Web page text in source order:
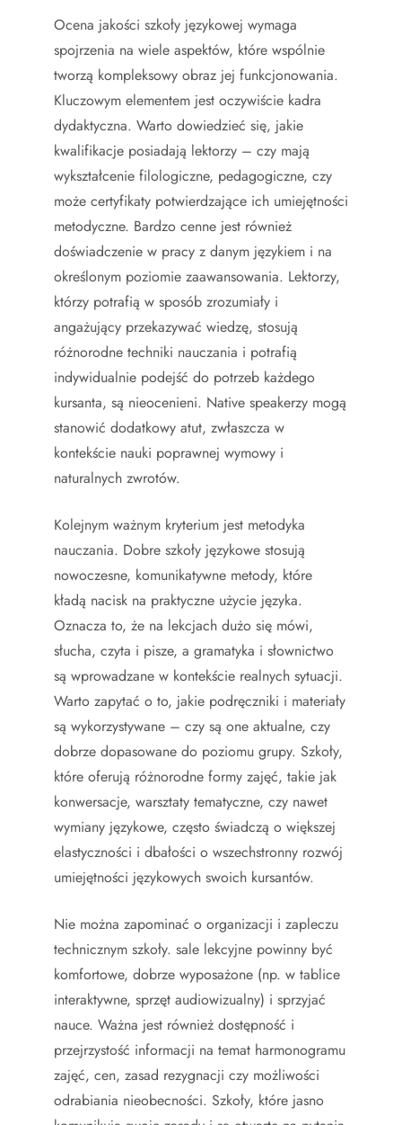
Ocena jakości szkoły językowej wymaga
spojrzenia na wiele aspektów, które wspólnie
tworzą kompleksowy obraz jej funkcjonowania.
Kluczowym elementem jest oczywiście kadra
dydaktyczna. Warto dowiedzieć się, jakie
kwalifikacje posiadają lektorzy – czy mają
wykształcenie filologiczne, pedagogiczne, czy
może certyfikaty potwierdzające ich umiejętności
metodyczne. Bardzo cenne jest również
doświadczenie w pracy z danym językiem i na
określonym poziomie zaawansowania. Lektorzy,
którzy potrafią w sposób zrozumiały i
angażujący przekazywać wiedzę, stosują
różnorodne techniki nauczania i potrafią
indywidualnie podejść do potrzeb każdego
kursanta, są nieocenieni. Native speakerzy mogą
stanowić dodatkowy atut, zwłaszcza w
kontekście nauki poprawnej wymowy i
naturalnych zwrotów.
Kolejnym ważnym kryterium jest metodyka
nauczania. Dobre szkoły językowe stosują
nowoczesne, komunikatywne metody, które
kładą nacisk na praktyczne użycie języka.
Oznacza to, że na lekcjach dużo się mówi,
słucha, czyta i pisze, a gramatyka i słownictwo
są wprowadzane w kontekście realnych sytuacji.
Warto zapytać o to, jakie podręczniki i materiały
są wykorzystywane – czy są one aktualne, czy
dobrze dopasowane do poziomu grupy. Szkoły,
które oferują różnorodne formy zajęć, takie jak
konwersacje, warsztaty tematyczne, czy nawet
wymiany językowe, często świadczą o większej
elastyczności i dbałości o wszechstronny rozwój
umiejętności językowych swoich kursantów.
Nie można zapominać o organizacji i zapleczu
technicznym szkoły. sale lekcyjne powinny być
komfortowe, dobrze wyposażone (np. w tablice
interaktywne, sprzęt audiowizualny) i sprzyjać
nauce. Ważna jest również dostępność i
przejrzystość informacji na temat harmonogramu
zajęć, cen, zasad rezygnacji czy możliwości
odrabiania nieobecności. Szkoły, które jasno